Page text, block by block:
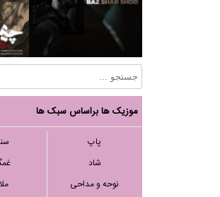
موزیک ها براساس سبک ها
پاپ
شاد
نوحه و مداحی